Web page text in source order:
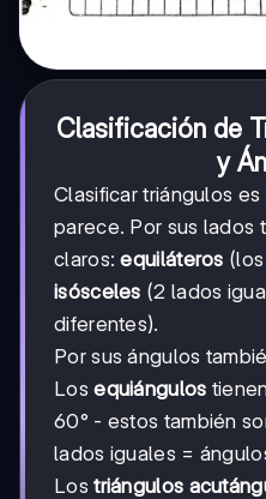
Clasificación de
y
Clasificar triángulos
parece. Por sus lados
claros:equiláteros
isósceles (2 lados
diferentes).
Por sus ángulos
Losequiángulos
60° - estos también
lados iguales =
Lostriángulos